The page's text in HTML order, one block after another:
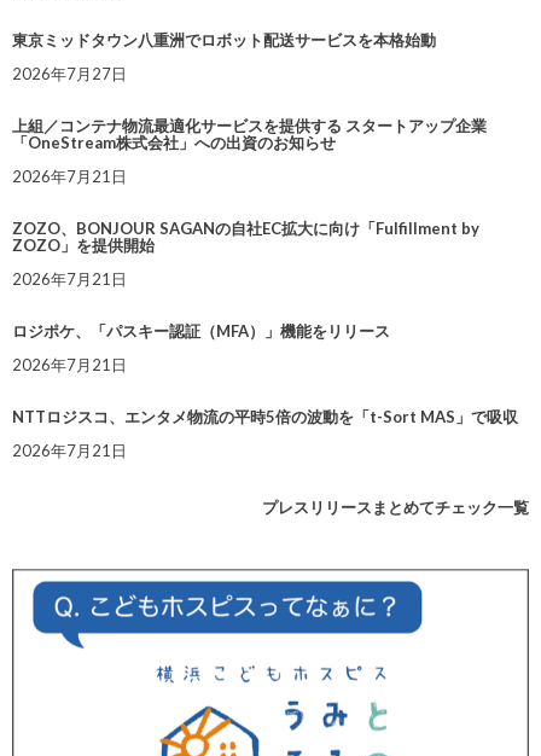
東京ミッドタウン八重洲でロボット配送サービスを本格始動
2026年7月27日
上組／コンテナ物流最適化サービスを提供する スタートアップ企業
「OneStream株式会社」への出資のお知らせ
2026年7月21日
ZOZO、BONJOUR SAGANの自社EC拡大に向け「Fulfillment by
ZOZO」を提供開始
2026年7月21日
ロジポケ、「パスキー認証（MFA）」機能をリリース
2026年7月21日
NTTロジスコ、エンタメ物流の平時5倍の波動を「t-Sort MAS」で吸収
2026年7月21日
プレスリリースまとめてチェック一覧